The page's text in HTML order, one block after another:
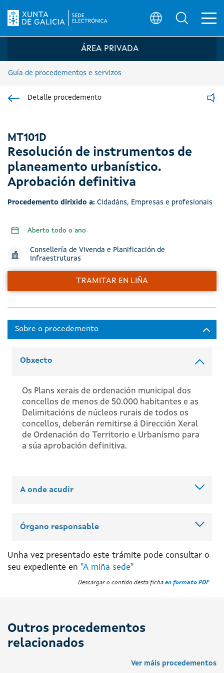
Logo da Sede electrónica da Xunta de
ÁREA PRIVADA
Guía de procedementos e servizos
Detalle procedemento
MT101D
Resolución de instrumentos de
planeamento urbanístico.
Aprobación definitiva
Procedemento dirixido a: Cidadáns, Empresas e profesionais
Aberto todo o ano
Consellería de Vivenda e Planificación de
Infraestruturas
TRAMITAR EN LIÑA
Obxecto
Os Plans xerais de ordenación municipal dos
concellos de menos de 50.000 habitantes e as
Delimitacións de núcleos rurais de todos os
concellos, deberán remitirse á Dirección Xeral
de Ordenación do Territorio e Urbanismo para
a súa aprobación definitiva.
A onde acudir
Órgano responsable
Unha vez presentado este trámite pode consultar o
seu expediente en "A miña sede"
Descargar o contido desta ficha en formato PDF
Outros procedementos
relacionados
Ver máis procedementos